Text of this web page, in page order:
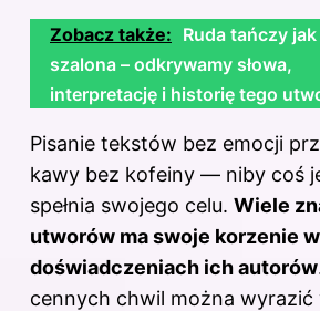
Zobacz także: Ruda tańczy jak
szalona – odkrywamy słowa,
interpretację i historię tego
Pisanie tekstów bez emocji
kawy bez kofeiny — niby coś
spełnia swojego celu. Wiele
utworów ma swoje korzenie
doświadczeniach ich autorów
cennych chwil można wyrazić